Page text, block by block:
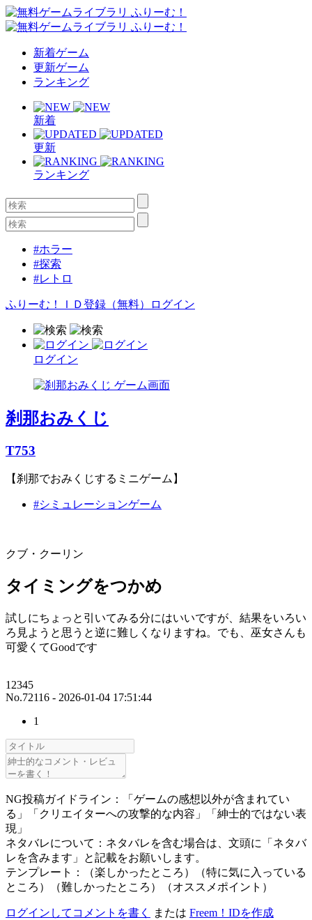
新着ゲーム
更新ゲーム
ランキング
新着
更新
ランキング
#ホラー
#探索
#レトロ
ふりーむ！ＩＤ登録（無料） ログイン
ログイン
刹那おみくじ
T753
【刹那でおみくじするミニゲーム】
#シミュレーションゲーム
クブ・クーリン
タイミングをつかめ
試しにちょっと引いてみる分にはいいですが、結果をいろい
ろ見ようと思うと逆に難しくなりますね。でも、巫女さんも
可愛くてGoodです
12345
No.72116 - 2026-01-04 17:51:44
1
NG投稿ガイドライン：「ゲームの感想以外が含まれてい
る」「クリエイターへの攻撃的な内容」「紳士的ではない表
現」
ネタバレについて：ネタバレを含む場合は、文頭に「ネタバ
レを含みます」と記載をお願いします。
テンプレート：（楽しかったところ）（特に気に入っている
ところ）（難しかったところ）（オススメポイント）
ログインしてコメントを書く または Freem！IDを作成